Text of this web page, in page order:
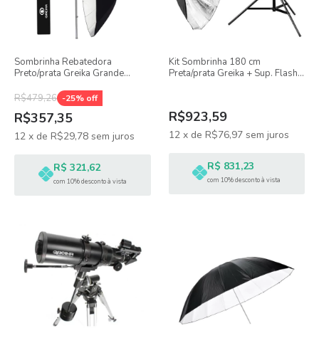
Sombrinha Rebatedora
Preto/prata Greika Grande
R$479,26 -25% off
R$357,35
12 x de R$29,78 sem juros
R$ 321,62
com 10% desconto à vista
Kit Sombrinha 180 cm
Preta/prata Greika + Sup. Flash
R$923,59
12 x de R$76,97 sem juros
R$ 831,23
com 10% desconto à vista